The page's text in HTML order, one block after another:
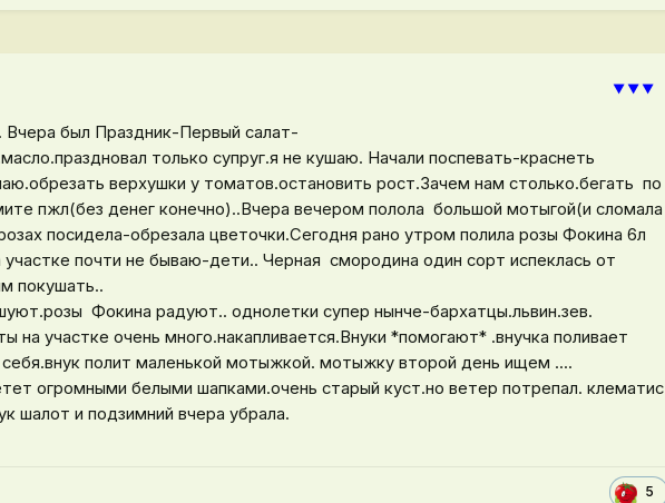
⯆⯆⯆
Вчера был Праздник-Первый салат-
только супруг.я не кушаю. Начали поспевать-краснеть
верхушки у томатов.остановить рост.Зачем нам столько.бегать по
пжл(без денег конечно)..Вчера вечером полола большой мотыгой(и сломала
посидела-обрезала цветочки.Сегодня рано утром полила розы Фокина 6л
почти не бываю-дети.. Черная смородина один сорт испеклась от
покушать..
Фокина радуют.. однолетки супер нынче-бархатцы.львин.зев.
на участке очень много.накапливается.Внуки *помогают* .внучка поливает
полит маленькой мотыжкой. мотыжку второй день ищем ....
огромными белыми шапками.очень старый куст.но ветер потрепал. клематис
шалот и подзимний вчера убрала.
5